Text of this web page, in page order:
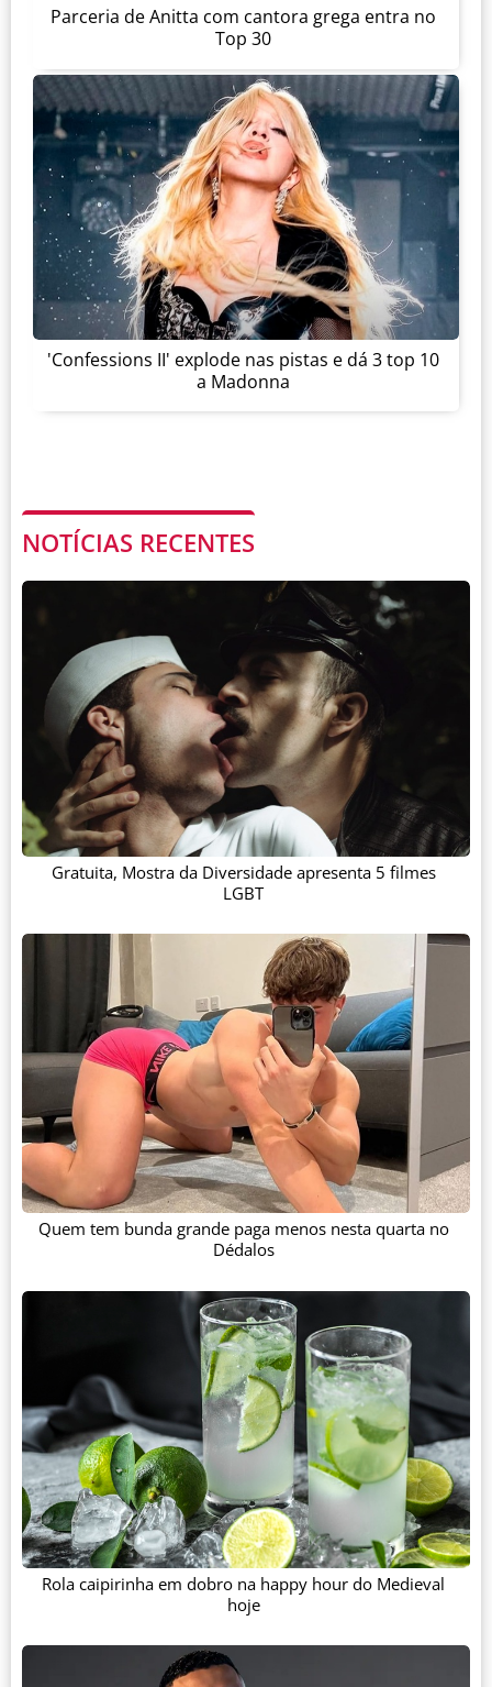
Parceria de Anitta com cantora grega entra no
Top 30
'Confessions II' explode nas pistas e dá 3 top 10
a Madonna
NOTÍCIAS RECENTES
Gratuita, Mostra da Diversidade apresenta 5 filmes
LGBT
Quem tem bunda grande paga menos nesta quarta no
Dédalos
Rola caipirinha em dobro na happy hour do Medieval
hoje